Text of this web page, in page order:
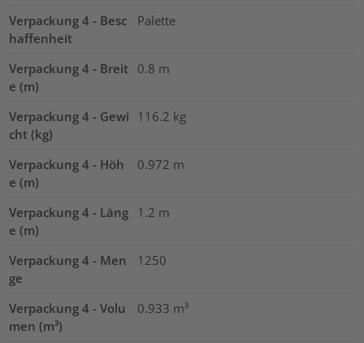
Verpackung 4 - Besc
haffenheit
Palette
Verpackung 4 - Breit
e (m)
0.8 m
Verpackung 4 - Gewi
cht (kg)
116.2 kg
Verpackung 4 - Höh
e (m)
0.972 m
Verpackung 4 - Läng
e (m)
1.2 m
Verpackung 4 - Men
ge
1250
Verpackung 4 - Volu
men (m³)
0.933 m³